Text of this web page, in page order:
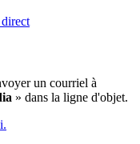
un courriel à
» dans la ligne d'objet.